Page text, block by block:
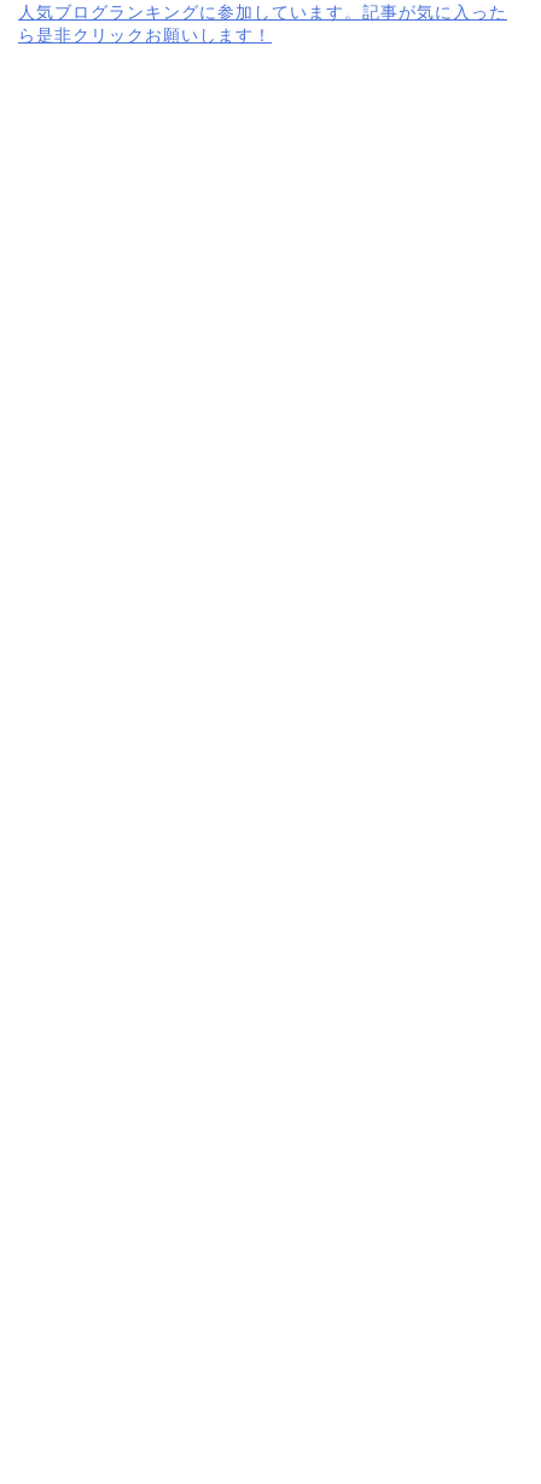
人気ブログランキングに参加しています。記事が気に入った
ら是非クリックお願いします！